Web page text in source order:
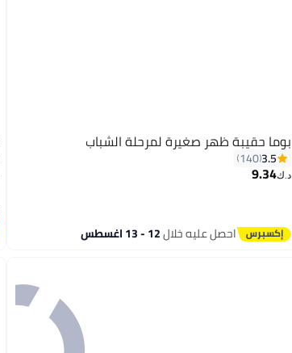
بوما حقيبة ظهر صغيرة لمرحلة الشباب
3.5
140
د.ك‏9.34
احصل عليه خلال12 - 13 اغسطس